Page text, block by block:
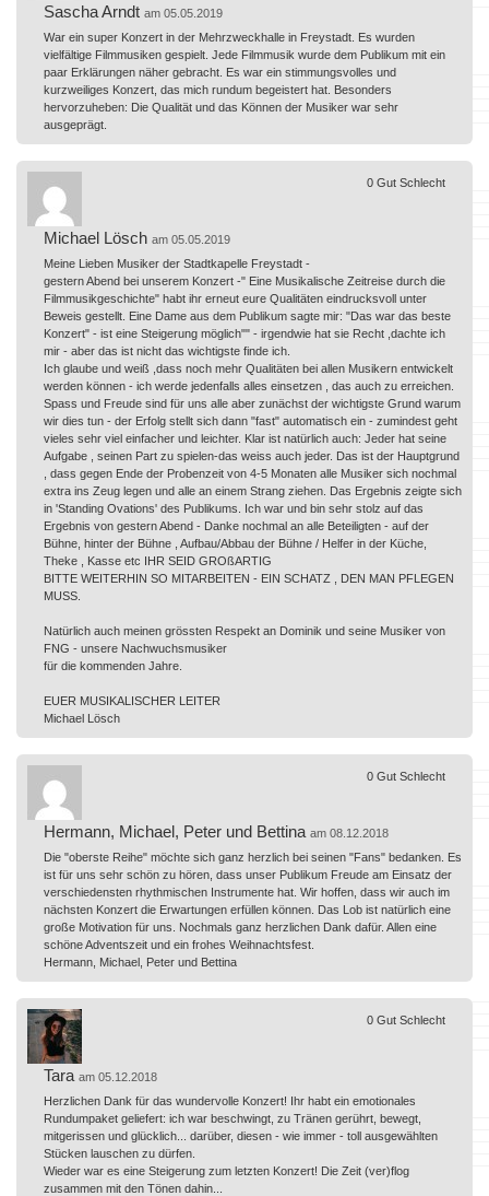
Sascha Arndt am 05.05.2019
War ein super Konzert in der Mehrzweckhalle in Freystadt. Es wurden
vielfältige Filmmusiken gespielt. Jede Filmmusik wurde dem Publikum mit ein
paar Erklärungen näher gebracht. Es war ein stimmungsvolles und
kurzweiliges Konzert, das mich rundum begeistert hat. Besonders
hervorzuheben: Die Qualität und das Können der Musiker war sehr
ausgeprägt.
Michael Lösch am 05.05.2019
Meine Lieben Musiker der Stadtkapelle Freystadt -
gestern Abend bei unserem Konzert -" Eine Musikalische Zeitreise durch die
Filmmusikgeschichte" habt ihr erneut eure Qualitäten eindrucksvoll unter
Beweis gestellt. Eine Dame aus dem Publikum sagte mir: "Das war das beste
Konzert" - ist eine Steigerung möglich"" - irgendwie hat sie Recht ,dachte ich
mir - aber das ist nicht das wichtigste finde ich.
Ich glaube und weiß ,dass noch mehr Qualitäten bei allen Musikern entwickelt
werden können - ich werde jedenfalls alles einsetzen , das auch zu erreichen.
Spass und Freude sind für uns alle aber zunächst der wichtigste Grund warum
wir dies tun - der Erfolg stellt sich dann "fast" automatisch ein - zumindest geht
vieles sehr viel einfacher und leichter. Klar ist natürlich auch: Jeder hat seine
Aufgabe , seinen Part zu spielen-das weiss auch jeder. Das ist der Hauptgrund
, dass gegen Ende der Probenzeit von 4-5 Monaten alle Musiker sich nochmal
extra ins Zeug legen und alle an einem Strang ziehen. Das Ergebnis zeigte sich
in 'Standing Ovations' des Publikums. Ich war und bin sehr stolz auf das
Ergebnis von gestern Abend - Danke nochmal an alle Beteiligten - auf der
Bühne, hinter der Bühne , Aufbau/Abbau der Bühne / Helfer in der Küche,
Theke , Kasse etc IHR SEID GROßARTIG
BITTE WEITERHIN SO MITARBEITEN - EIN SCHATZ , DEN MAN PFLEGEN
MUSS.
Natürlich auch meinen grössten Respekt an Dominik und seine Musiker von
FNG - unsere Nachwuchsmusiker
für die kommenden Jahre.
EUER MUSIKALISCHER LEITER
Michael Lösch
0 Gut Schlecht
Hermann, Michael, Peter und Bettina am 08.12.2018
Die "oberste Reihe" möchte sich ganz herzlich bei seinen "Fans" bedanken. Es
ist für uns sehr schön zu hören, dass unser Publikum Freude am Einsatz der
verschiedensten rhythmischen Instrumente hat. Wir hoffen, dass wir auch im
nächsten Konzert die Erwartungen erfüllen können. Das Lob ist natürlich eine
große Motivation für uns. Nochmals ganz herzlichen Dank dafür. Allen eine
schöne Adventszeit und ein frohes Weihnachtsfest.
Hermann, Michael, Peter und Bettina
0 Gut Schlecht
Tara am 05.12.2018
Herzlichen Dank für das wundervolle Konzert! Ihr habt ein emotionales
Rundumpaket geliefert: ich war beschwingt, zu Tränen gerührt, bewegt,
mitgerissen und glücklich... darüber, diesen - wie immer - toll ausgewählten
Stücken lauschen zu dürfen.
Wieder war es eine Steigerung zum letzten Konzert! Die Zeit (ver)flog
zusammen mit den Tönen dahin...
0 Gut Schlecht